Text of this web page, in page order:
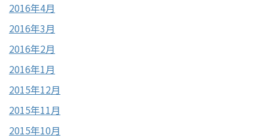
2016年4月
2016年3月
2016年2月
2016年1月
2015年12月
2015年11月
2015年10月